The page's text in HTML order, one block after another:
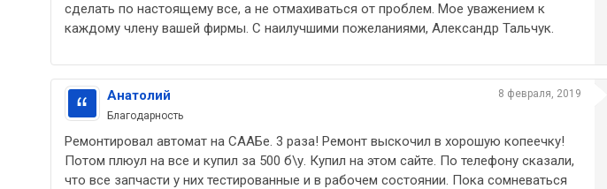
сделать по настоящему все, а не отмахиваться от проблем. Мое уважением к
каждому члену вашей фирмы. С наилучшими пожеланиями, Александр Тальчук.
8 февраля, 2019
Анатолий
Благодарность
Ремонтировал автомат на СААБе. 3 раза! Ремонт выскочил в хорошую копеечку!
Потом плюул на все и купил за 500 б\у. Купил на этом сайте. По телефону сказали,
что все запчасти у них тестированные и в рабочем состоянии. Пока сомневаться